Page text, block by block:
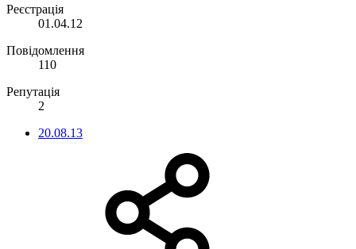
Реєстрація
01.04.12
Повідомлення
110
Репутація
2
20.08.13